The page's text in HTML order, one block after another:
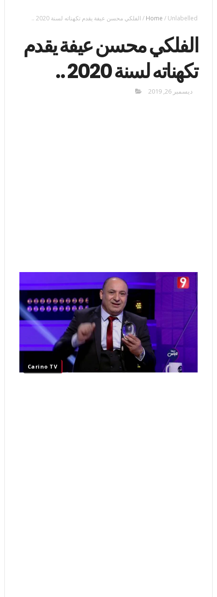
Home / Unlabelled
/ ﺍﻟﻔﻠﻜﻲ ﻣﺤﺴﻦ ﻋﻴﻔﺔ يقدم تكهناته لسنة 2020 ..
ﺍﻟﻔﻠﻜﻲ ﻣﺤﺴﻦ ﻋﻴﻔﺔ يقدم
تكهناته لسنة 2020 ..
ديسمبر 26, 2019
Carino TV